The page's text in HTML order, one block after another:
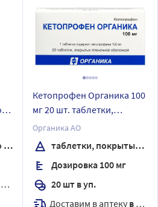
Кетопрофен Органика 100
мг 20 шт. таблетки,
покрытые пленочной
оболочкой
Органика АО
таблетки, покрытые пленочной оболочкой
Дозировка 100 мг
20 шт в уп.
Доставим в аптеку в течение 7 дней